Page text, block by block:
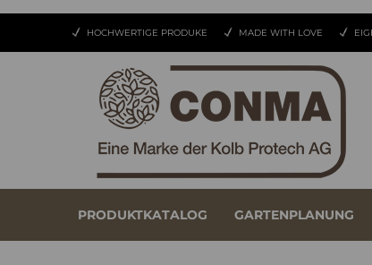
HOCHWERTIGE PRODUKE MADE WITH LOVE
PRODUKTKATALOG GARTENPLANUNG